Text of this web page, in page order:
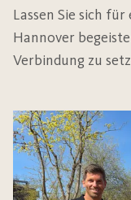
Lassen Sie sich
Hannover
Verbindung zu